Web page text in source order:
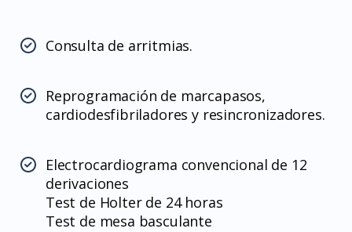
Consulta de arritmias.
Reprogramación de marcapasos,
cardiodesfibriladores y resincronizadores.
Electrocardiograma convencional de 12
derivaciones
Test de Holter de 24 horas
Test de mesa basculante